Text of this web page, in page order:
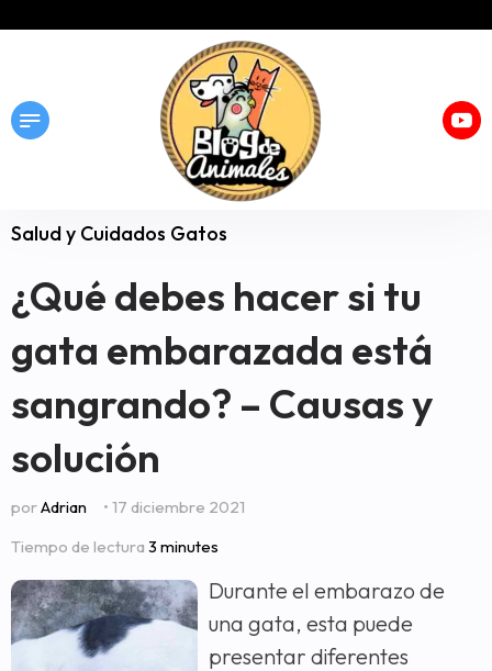
Salud y Cuidados Gatos
¿Qué debes hacer si tu
gata embarazada está
sangrando? – Causas y
solución
porAdrian
• 17 diciembre 2021
Tiempo de lectura 3 minutes
Durante el embarazo de
una gata, esta puede
presentar diferentes